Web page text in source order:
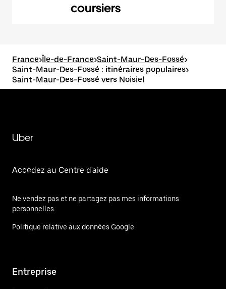
coursiers
France>Île-de-France>Saint-Maur-Des-Fossé>
Saint-Maur-Des-Fossé : itinéraires populaires>
Saint-Maur-Des-Fossé vers Noisiel
Uber
Accédez au Centre d'aide
Ne vendez pas et ne partagez pas mes informations
personnelles.
Politique relative aux données Google
Entreprise